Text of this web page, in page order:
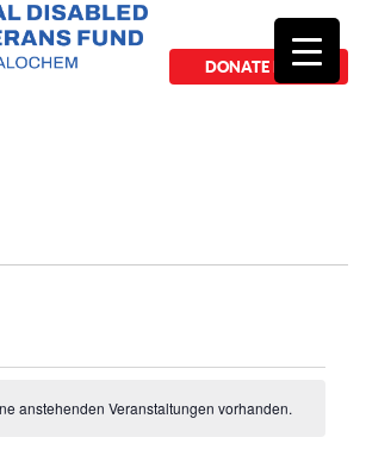
DONATE NOW
anstehenden Veranstaltungen vorhanden.